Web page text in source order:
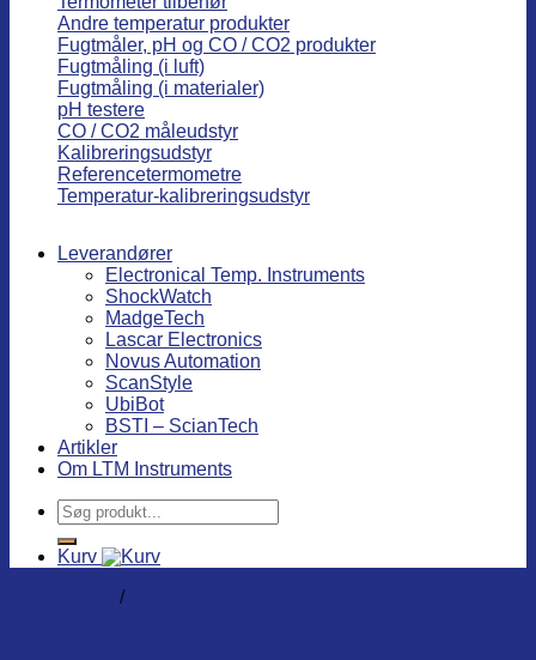
Andre temperatur produkter
Fugtmåler, pH og CO / CO2 produkter
Fugtmåling (i luft)
Fugtmåling (i materialer)
pH testere
CO / CO2 måleudstyr
Kalibreringsudstyr
Referencetermometre
Temperatur-kalibreringsudstyr
Leverandører
Electronical Temp. Instruments
ShockWatch
MadgeTech
Lascar Electronics
Novus Automation
ScanStyle
UbiBot
BSTI – ScianTech
Artikler
Om LTM Instruments
Søg
efter:
Kurv
/